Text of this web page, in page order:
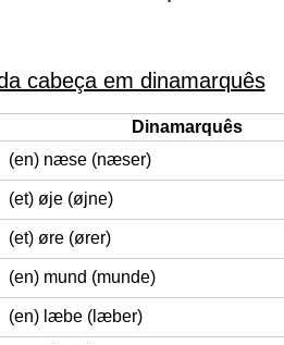
cabeça em dinamarquês
Dinamarquês
(en) næse (næser)
(et) øje (øjne)
(et) øre (ører)
(en) mund (munde)
(en) læbe (læber)